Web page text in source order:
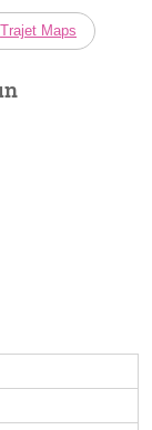
Trajet Maps